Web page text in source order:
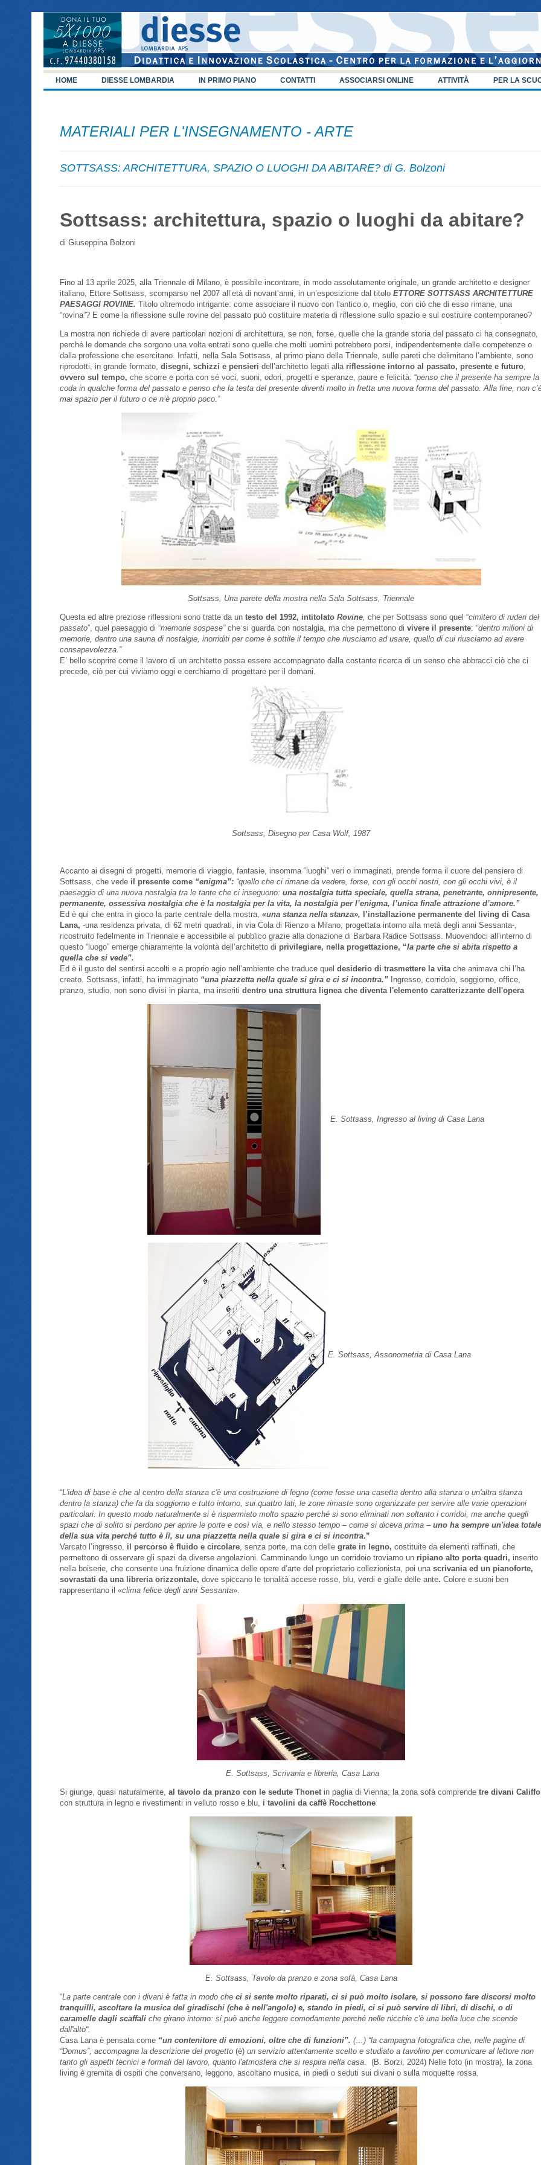
HOME DIESSE LOMBARDIA IN PRIMO PIANO CONTATTI ASSOCIARSI ONLINE ATTIVITÀ PER LA
MATERIALI PER L'INSEGNAMENTO - ARTE
SOTTSASS: ARCHITETTURA, SPAZIO O LUOGHI DA ABITARE? di G. Bolzoni
Sottsass: architettura, spazio o luoghi da abitare?
di Giuseppina Bolzoni
Fino al 13 aprile 2025, alla Triennale di Milano, è possibile incontrare, in modo assolutamente originale, un grande architetto e designer
italiano, Ettore Sottsass, scomparso nel 2007 all’età di novant’anni, in un’esposizione dal titolo ETTORE SOTTSASS ARCHITETTURE
PAESAGGI ROVINE. Titolo oltremodo intrigante: come associare il nuovo con l’antico o, meglio, con ciò che di esso rimane, una
“rovina”? E come la riflessione sulle rovine del passato può costituire materia di riflessione sullo spazio e sul costruire contemporaneo?
La mostra non richiede di avere particolari nozioni di architettura, se non, forse, quelle che la grande storia del passato ci ha consegnato,
perché le domande che sorgono una volta entrati sono quelle che molti uomini potrebbero porsi, indipendentemente dalle competenze o
dalla professione che esercitano. Infatti, nella Sala Sottsass, al primo piano della Triennale, sulle pareti che delimitano l’ambiente, sono
riprodotti, in grande formato, disegni, schizzi e pensieri dell’architetto legati alla riflessione intorno al passato, presente e futuro,
ovvero sul tempo, che scorre e porta con sé voci, suoni, odori, progetti e speranze, paure e felicità: “penso che il presente ha sempre la
coda in qualche forma del passato e penso che la testa del presente diventi molto in fretta una nuova forma del passato. Alla fine, non
mai spazio per il futuro o ce n’è proprio poco.”
Sottsass, Una parete della mostra nella Sala Sottsass, Triennale
Questa ed altre preziose riflessioni sono tratte da un testo del 1992, intitolato Rovine, che per Sottsass sono quel “cimitero di ruderi del
passato”, quel paesaggio di “memorie sospese” che si guarda con nostalgia, ma che permettono di vivere il presente: “dentro milioni di
memorie, dentro una sauna di nostalgie, inorriditi per come è sottile il tempo che riusciamo ad usare, quello di cui riusciamo ad avere
consapevolezza.”
E’ bello scoprire come il lavoro di un architetto possa essere accompagnato dalla costante ricerca di un senso che abbracci ciò che ci
precede, ciò per cui viviamo oggi e cerchiamo di progettare per il domani.
Sottsass, Disegno per Casa Wolf, 1987
Accanto ai disegni di progetti, memorie di viaggio, fantasie, insomma “luoghi” veri o immaginati, prende forma il cuore del pensiero di
Sottsass, che vede il presente come “enigma”: “quello che ci rimane da vedere, forse, con gli occhi nostri, con gli occhi vivi, è il
paesaggio di una nuova nostalgia tra le tante che ci inseguono: una nostalgia tutta speciale, quella strana, penetrante, onnipresente,
permanente, ossessiva nostalgia che è la nostalgia per la vita, la nostalgia per l’enigma, l’unica finale attrazione d’amore.”
Ed è qui che entra in gioco la parte centrale della mostra, «una stanza nella stanza», l’installazione permanente del living di Casa
Lana, -una residenza privata, di 62 metri quadrati, in via Cola di Rienzo a Milano, progettata intorno alla metà degli anni Sessanta-,
ricostruito fedelmente in Triennale e accessibile al pubblico grazie alla donazione di Barbara Radice Sottsass. Muovendoci all’interno di
questo “luogo” emerge chiaramente la volontà dell’architetto di privilegiare, nella progettazione, “la parte che si abita rispetto a
quella che si vede”.
Ed è il gusto del sentirsi accolti e a proprio agio nell’ambiente che traduce quel desiderio di trasmettere la vita che animava chi l’ha
creato. Sottsass, infatti, ha immaginato “una piazzetta nella quale si gira e ci si incontra.” Ingresso, corridoio, soggiorno, office,
pranzo, studio, non sono divisi in pianta, ma inseriti dentro una struttura lignea che diventa l'elemento caratterizzante dell'opera
E. Sottsass, Ingresso al living di Casa Lana
E. Sottsass, Assonometria di Casa Lana
“L'idea di base è che al centro della stanza c'è una costruzione di legno (come fosse una casetta dentro alla stanza o un'altra stanza
dentro la stanza) che fa da soggiorno e tutto intorno, sui quattro lati, le zone rimaste sono organizzate per servire alle varie operazioni
particolari. In questo modo naturalmente si è risparmiato molto spazio perché si sono eliminati non soltanto i corridoi, ma anche quegli
spazi che di solito si perdono per aprire le porte e così via, e nello stesso tempo – come si diceva prima – uno ha sempre un'idea totale
della sua vita perché tutto è lì, su una piazzetta nella quale si gira e ci si incontra.”
Varcato l’ingresso, il percorso è fluido e circolare, senza porte, ma con delle grate in legno, costituite da elementi raffinati, che
permettono di osservare gli spazi da diverse angolazioni. Camminando lungo un corridoio troviamo un ripiano alto porta quadri, inserito
nella boiserie, che consente una fruizione dinamica delle opere d’arte del proprietario collezionista, poi una scrivania ed un pianoforte,
sovrastati da una libreria orizzontale, dove spiccano le tonalità accese rosse, blu, verdi e gialle delle ante. Colore e suoni ben
rappresentano il «clima felice degli anni Sessanta».
E. Sottsass, Scrivania e libreria, Casa Lana
Si giunge, quasi naturalmente, al tavolo da pranzo con le sedute Thonet in paglia di Vienna; la zona sofà comprende tre divani Califfo
con struttura in legno e rivestimenti in velluto rosso e blu, i tavolini da caffè Rocchettone
E. Sottsass, Tavolo da pranzo e zona sofà, Casa Lana
“La parte centrale con i divani è fatta in modo che ci si sente molto riparati, ci si può molto isolare, si possono fare discorsi molto
tranquilli, ascoltare la musica del giradischi (che è nell'angolo) e, stando in piedi, ci si può servire di libri, di dischi, o di
caramelle dagli scaffali che girano intorno: si può anche leggere comodamente perché nelle nicchie c'è una bella luce che scende
dall'alto“.
Casa Lana è pensata come “un contenitore di emozioni, oltre che di funzioni”. (…) “la campagna fotografica che, nelle pagine di
“Domus”, accompagna la descrizione del progetto (è) un servizio attentamente scelto e studiato a tavolino per comunicare al lettore non
tanto gli aspetti tecnici e formali del lavoro, quanto l'atmosfera che si respira nella casa. (B. Borzi, 2024) Nelle foto (in mostra), la zona
living è gremita di ospiti che conversano, leggono, ascoltano musica, in piedi o seduti sui divani o sulla moquette rossa.